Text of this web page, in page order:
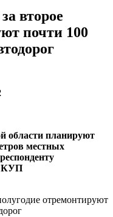
второе
почти 100
области планируют
местных
КУП